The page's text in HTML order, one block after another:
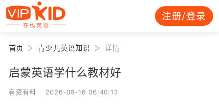
注册/登录
首页 青少儿英语知识 详情
启蒙英语学什么教材好
有资有料 2026-06-16 06:40:13